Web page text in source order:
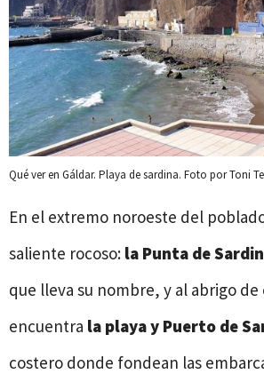
Qué ver en Gáldar. Playa de sardina. Foto por Toni
En el extremo noroeste del
saliente rocoso: la Punta de
que lleva su nombre, y al abrigo
encuentra la playa y Puerto de
costero donde fondean las